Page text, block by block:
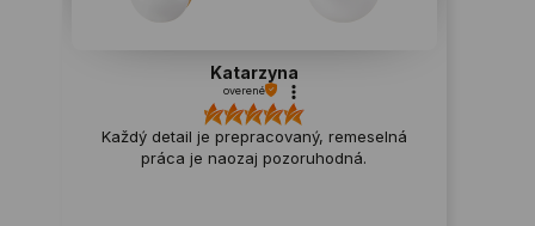
Katarzyna
overené
Každý detail je prepracovaný, remeselná
práca je naozaj pozoruhodná.